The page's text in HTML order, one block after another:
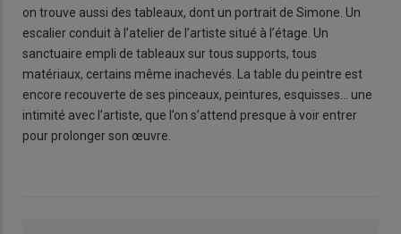
on trouve aussi des tableaux, dont un portrait de Simone. Un
escalier conduit à l’atelier de l’artiste situé à l’étage. Un
sanctuaire empli de tableaux sur tous supports, tous
matériaux, certains même inachevés. La table du peintre est
encore recouverte de ses pinceaux, peintures, esquisses... une
intimité avec l’artiste, que l’on s’attend presque à voir entrer
pour prolonger son œuvre.